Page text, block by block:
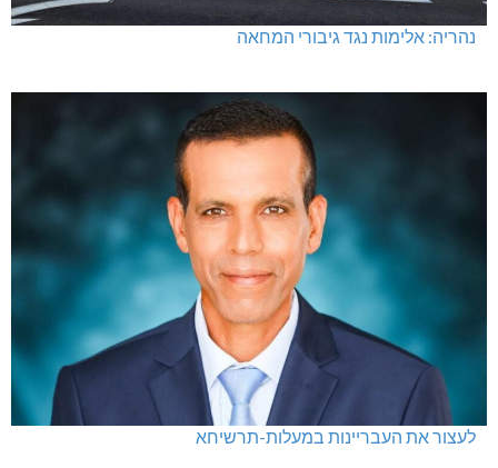
נהריה: אלימות נגד גיבורי המחאה
לעצור את העבריינות במעלות-תרשיחא